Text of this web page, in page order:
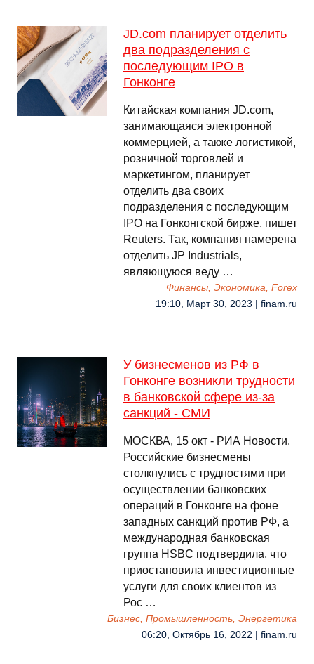
JD.com планирует отделить
два подразделения с
последующим IPO в
Гонконге
Китайская компания JD.com,
занимающаяся электронной
коммерцией, а также логистикой,
розничной торговлей и
маркетингом, планирует
отделить два своих
подразделения с последующим
IPO на Гонконгской бирже, пишет
Reuters. Так, компания намерена
отделить JP Industrials,
являющуюся веду …
Финансы, Экономика, Forex
19:10, Март 30, 2023 | finam.ru
У бизнесменов из РФ в
Гонконге возникли трудности
в банковской сфере из-за
санкций - СМИ
МОСКВА, 15 окт - РИА Новости.
Российские бизнесмены
столкнулись с трудностями при
осуществлении банковских
операций в Гонконге на фоне
западных санкций против РФ, а
международная банковская
группа HSBC подтвердила, что
приостановила инвестиционные
услуги для своих клиентов из
Рос …
Бизнес, Промышленность, Энергетика
06:20, Октябрь 16, 2022 | finam.ru